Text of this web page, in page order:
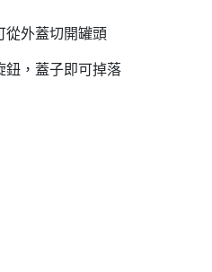
從外蓋切開罐頭
鈕，蓋子即可掉落